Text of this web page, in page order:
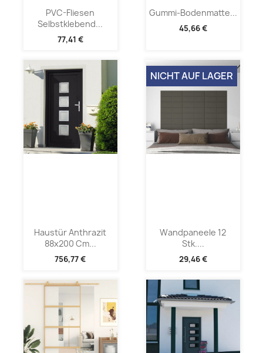
PVC-Fliesen
Selbstklebend...
77,41 €
Gummi-Bodenmatte...
45,66 €
Haustür Anthrazit
88x200 Cm...
756,77 €
Wandpaneele 12
Stk....
29,46 €
NICHT AUF LAGER